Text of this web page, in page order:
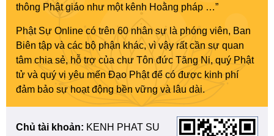
thông Phật giáo như một kênh Hoằng pháp …”
Phật Sự Online có trên 60 nhân sự là phóng viên, Ban
Biên tập và các bộ phận khác, vì vậy rất cần sự quan
tâm chia sẻ, hỗ trợ của chư Tôn đức Tăng Ni, quý Phật
tử và quý vị yêu mến Đạo Phật để có được kinh phí
đảm bảo sự hoạt động bền vững và lâu dài.
Chủ tài khoản: KENH PHAT SU